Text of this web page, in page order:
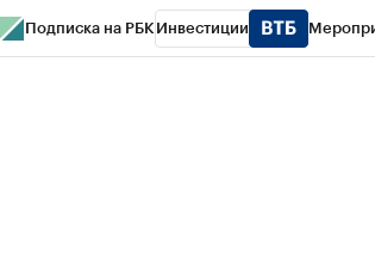
Подписка на РБК Инвестиции